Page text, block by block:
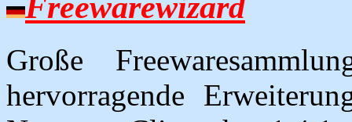
Große
hervorragende